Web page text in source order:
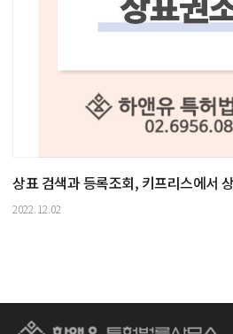
상표 검색과 등록조회, 키프리스에서
2022.12.02